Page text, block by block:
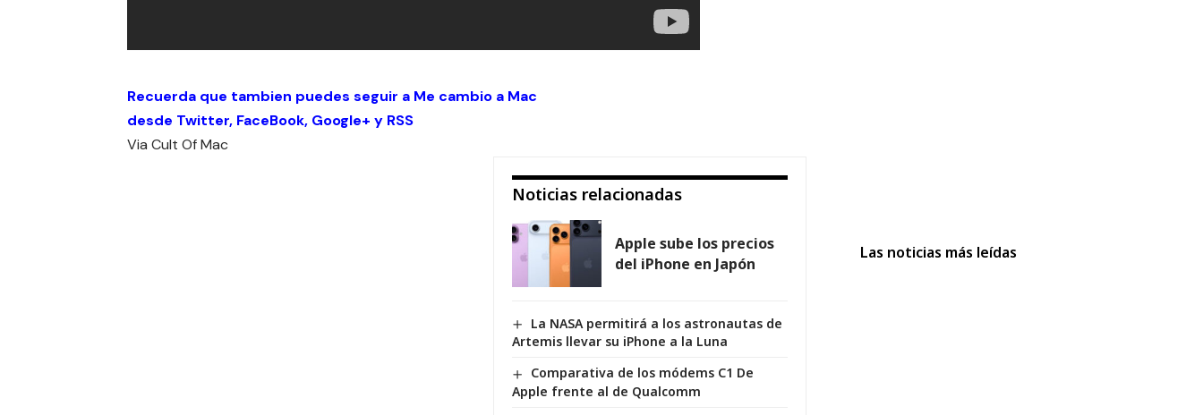
Recuerda que tambien puedes seguir a Me cambio a Mac
desde Twitter, FaceBook, Google+ y RSS
Via Cult Of Mac
Noticias relacionadas
Apple sube los precios
del iPhone en Japón
La NASA permitirá a los astronautas de
Artemis llevar su iPhone a la Luna
Comparativa de los módems C1 De
Apple frente al de Qualcomm
Las noticias más leídas